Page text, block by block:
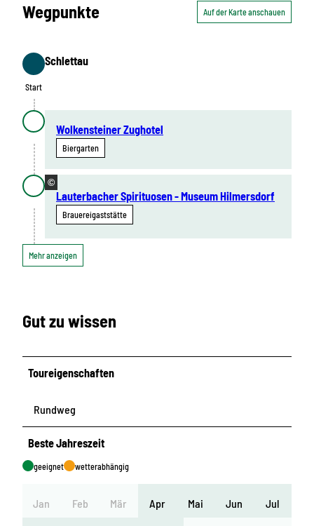
Wegpunkte Auf der Karte anschauen
Start
Start
Schlettau
Wolkensteiner Zughotel
Biergarten
©
Lauterbacher Spirituosen - Museum Hilmersdorf
Brauereigaststätte
Mehr anzeigen
Gut zu wissen
Toureigenschaften
Rundweg
Beste Jahreszeit
geeignet wetterabhängig
Jan Feb Mär Apr Mai Jun Jul